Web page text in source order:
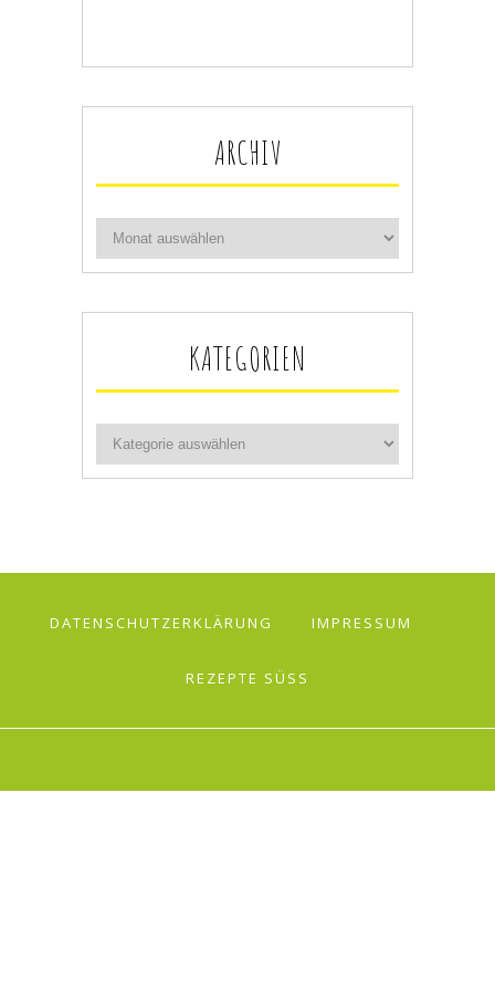
ARCHIV
KATEGORIEN
DATENSCHUTZERKLÄRUNG IMPRESSUM
REZEPTE SÜSS